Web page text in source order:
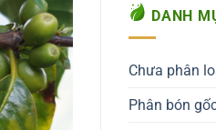
DANH
Chưa phân
Phân bón